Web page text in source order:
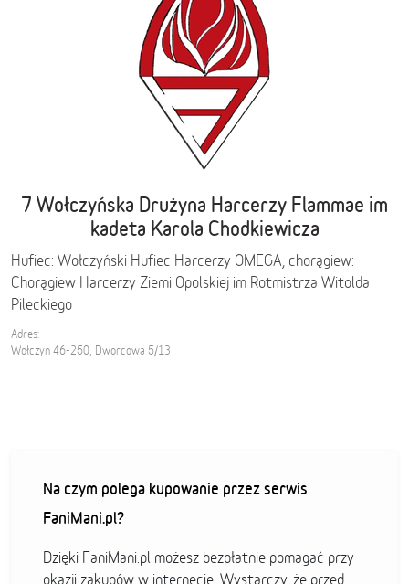
7 Wołczyńska Drużyna Harcerzy Flammae im
kadeta Karola Chodkiewicza
Hufiec: Wołczyński Hufiec Harcerzy OMEGA, chorągiew:
Chorągiew Harcerzy Ziemi Opolskiej im Rotmistrza Witolda
Pileckiego
Adres:
Wołczyn 46-250, Dworcowa 5/13
Na czym polega kupowanie przez serwis
FaniMani.pl?
Dzięki FaniMani.pl możesz bezpłatnie pomagać przy
okazji zakupów w internecie. Wystarczy, że przed